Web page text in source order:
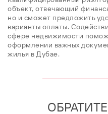
объект, отвечающий
но и сможет предложить
варианты оплаты.
сфере недвижимости
оформлении важных
жилья в Дубае.